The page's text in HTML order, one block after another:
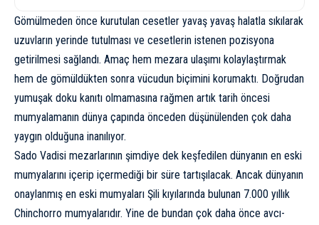
Gömülmeden önce kurutulan cesetler yavaş yavaş halatla sıkılarak
uzuvların yerinde tutulması ve cesetlerin istenen pozisyona
getirilmesi sağlandı. Amaç hem mezara ulaşımı kolaylaştırmak
hem de gömüldükten sonra vücudun biçimini korumaktı. Doğrudan
yumuşak doku kanıtı olmamasına rağmen artık tarih öncesi
mumyalamanın dünya çapında önceden düşünülenden çok daha
yaygın olduğuna inanılıyor.
Sado Vadisi mezarlarının şimdiye dek keşfedilen dünyanın en eski
mumyalarını içerip içermediği bir süre tartışılacak. Ancak dünyanın
onaylanmış en eski mumyaları Şili kıyılarında bulunan 7.000 yıllık
Chinchorro mumyalarıdır. Yine de bundan çok daha önce avcı-